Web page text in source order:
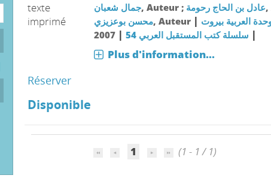
texte
imprimé
جمال شعبان, Auteur ; عادل بن الحاج رحومة,
محسن بوعزيزي, Auteur | العربية بيروت
| سلسلة كتب المستقبل العربي 54 |
2007
Plus d'information...
Réserver
Disponible
1 (1 - 1 / 1)